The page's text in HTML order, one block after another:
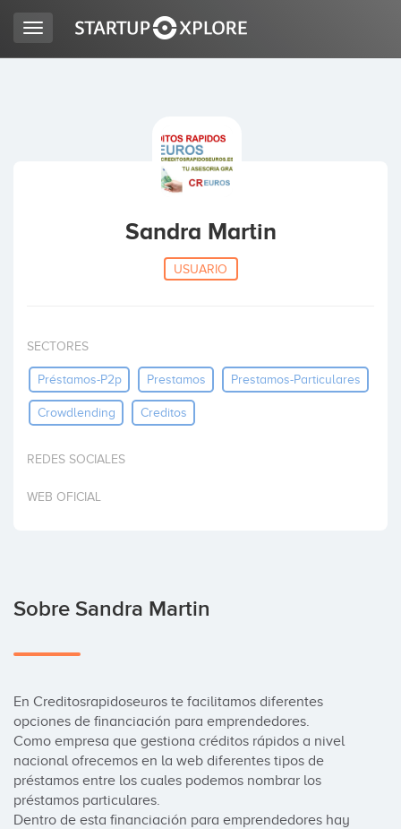
Inicio
Invertir
Toggle
navigation
Sandra Martin
USUARIO
SECTORES
Préstamos-P2p Prestamos Prestamos-Particulares
Crowdlending Creditos
REDES SOCIALES
WEB OFICIAL
Sobre Sandra Martin
En Creditosrapidoseuros te facilitamos diferentes
opciones de financiación para emprendedores.
Como empresa que gestiona créditos rápidos a nivel
nacional ofrecemos en la web diferentes tipos de
préstamos entre los cuales podemos nombrar los
préstamos particulares.
Dentro de esta financiación para emprendedores hay